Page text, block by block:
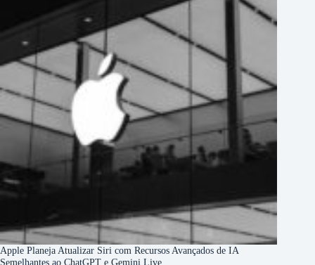
Apple Planeja Atualizar Siri com Recursos Avançados de IA
Semelhantes ao ChatGPT e Gemini Live